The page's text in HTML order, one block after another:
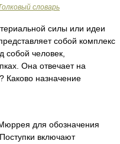
словарь
силы или идеи
собой комплекс
собой человек,
Она отвечает на
Каково назначение
для обозначения
включают